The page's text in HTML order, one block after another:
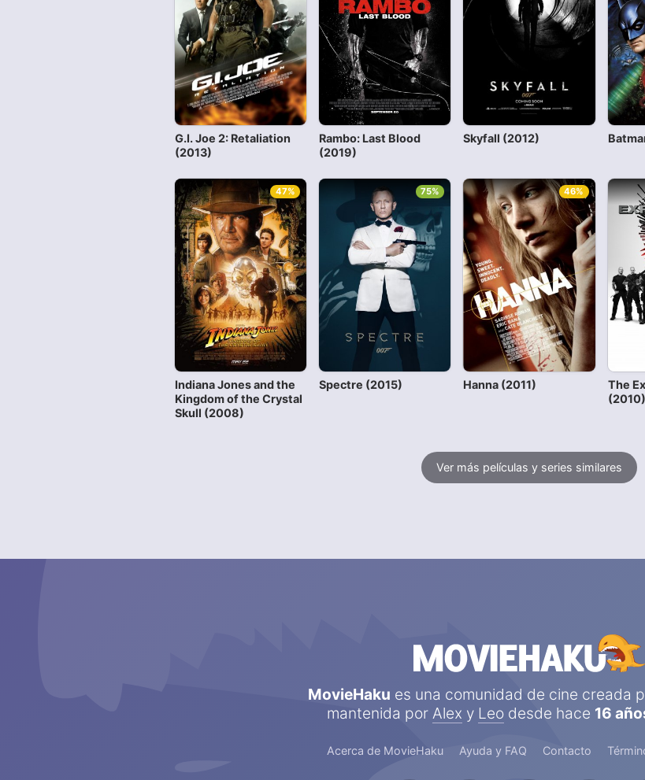
G.I. Joe 2: Retaliation
(2013)
Rambo: Last Blood
(2019)
Skyfall (2012)
Indiana Jones and the
Kingdom of the Crystal
Skull (2008)
47%
Spectre (2015)
75%
Hanna (2011)
46%
The
(2010)
Ver más películas y series similares
MovieHaku es una comunidad de cine creada
mantenida por Alex y Leodesde hace 16
Acerca de MovieHaku Ayuda y FAQ Contacto